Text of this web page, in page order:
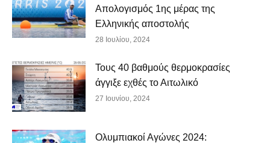
Απολογισμός 1ης μέρας της
Ελληνικής αποστολής
28 Ιουλίου, 2024
Τους 40 βαθμούς θερμοκρασίες
άγγιξε εχθές το Αιτωλικό
27 Ιουνίου, 2024
Ολυμπιακοί Αγώνες 2024: